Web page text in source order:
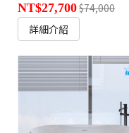
NT$27,700$74,000
詳細介紹